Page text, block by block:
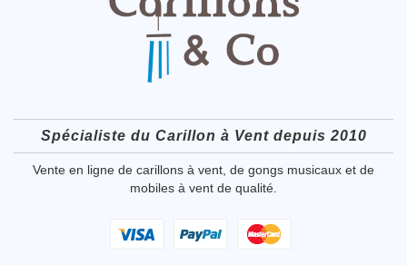
Spécialiste du Carillon à Vent depuis 2010
Vente en ligne de carillons à vent, de gongs musicaux et de
mobiles à vent de qualité.